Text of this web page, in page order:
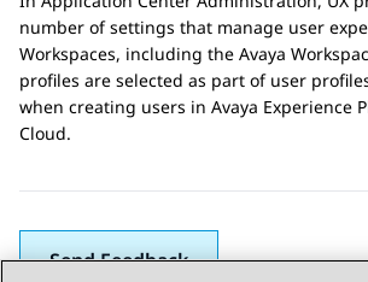
number of settings that manage user
Workspaces, including the Avaya
profiles are selected as part of user
when creating users in Avaya Experience
Cloud.
Send Feedback